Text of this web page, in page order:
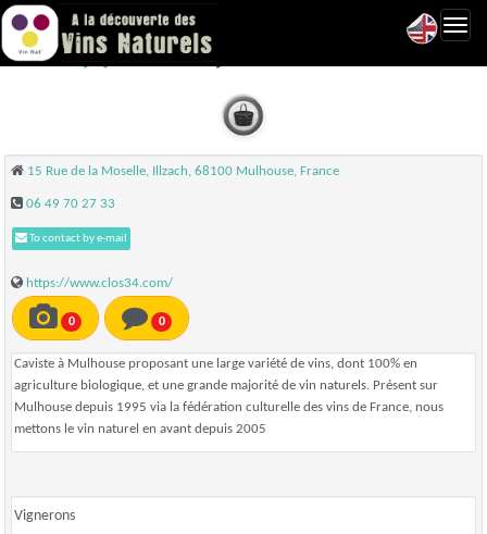
Clos 3/4 - Illzach
15 Rue de la Moselle, Illzach, 68100 Mulhouse, France
06 49 70 27 33
To contact by e-mail
https://www.clos34.com/
0 0
Caviste à Mulhouse proposant une large variété de vins, dont 100% en
agriculture biologique, et une grande majorité de vin naturels. Présent sur
Mulhouse depuis 1995 via la fédération culturelle des vins de France, nous
mettons le vin naturel en avant depuis 2005
Vignerons